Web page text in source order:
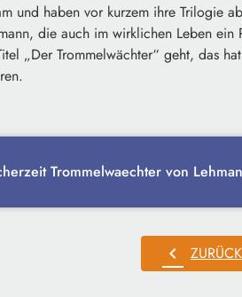
und haben vor kurzem ihre Trilogie
die auch im wirklichen Leben
„Der Trommelwächter“ geht, das
Trommelwaechter von
chevron_left ZURÜCK